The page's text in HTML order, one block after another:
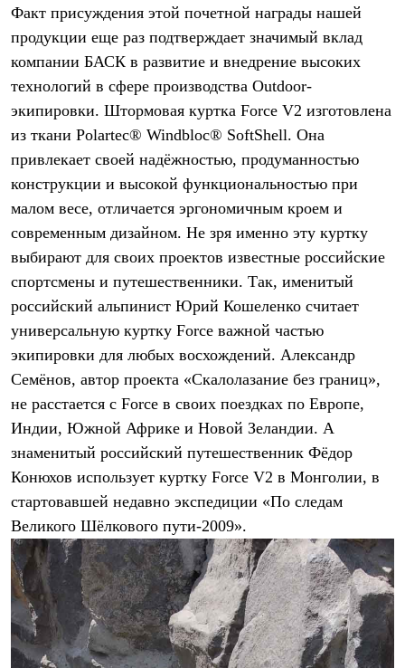
Флисовая одежда
Брюки
Детская одежда
Утепленная пухом
Комбинезоны
Куртки
Комбинезоны
Куртки
Лёгкая одежда
Футболки
Толстовки
Брюки
Софтшелл одежда
Куртки
Флисовая одежда
Куртки
Брюки
Комбинезоны
Термобелье
Комплект термобелья
Снаряжение
Палатки и тенты
Палатки
Аксессуары для палаток
Рюкзаки
Экспедиционные
Легкоходные
Альпинистские
Городские
Аксессуары для рюкзаков
Спальные мешки
Пуховые
Комбинированные
Факт присуждения этой почетной награды нашей
продукции еще раз подтверждает значимый вклад
компании БАСК в развитие и внедрение высоких
технологий в сфере производства Outdoor-
экипировки. Штормовая куртка Force V2 изготовлена
из ткани Polartec® Windbloc® SoftShell. Она
привлекает своей надёжностью, продуманностью
конструкции и высокой функциональностью при
малом весе, отличается эргономичным кроем и
современным дизайном. Не зря именно эту куртку
выбирают для своих проектов известные российские
спортсмены и путешественники. Так, именитый
российский альпинист Юрий Кошеленко считает
универсальную куртку Force важной частью
экипировки для любых восхождений. Александр
Семёнов, автор проекта «Скалолазание без границ»,
не расстается с Force в своих поездках по Европе,
Индии, Южной Африке и Новой Зеландии. А
знаменитый российский путешественник Фёдор
Конюхов использует куртку Force V2 в Монголии, в
стартовавшей недавно экспедиции «По следам
Великого Шёлкового пути-2009».